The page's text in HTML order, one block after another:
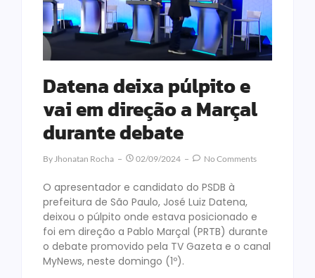
Datena deixa púlpito e
vai em direção a Marçal
durante debate
ByJhonatan Rocha 02/09/2024 No Comments
O apresentador e candidato do PSDB à
prefeitura de São Paulo, José Luiz Datena,
deixou o púlpito onde estava posicionado e
foi em direção a Pablo Marçal (PRTB) durante
o debate promovido pela TV Gazeta e o canal
MyNews, neste domingo (1º).